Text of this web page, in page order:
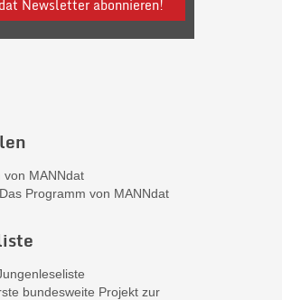
Das Programm von MANNdat
bundesweite Projekt zur